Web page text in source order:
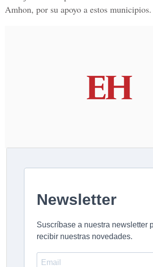
Amhon, por su apoyo a estos municipios.